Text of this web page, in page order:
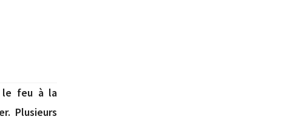
le feu à la
Plusieurs